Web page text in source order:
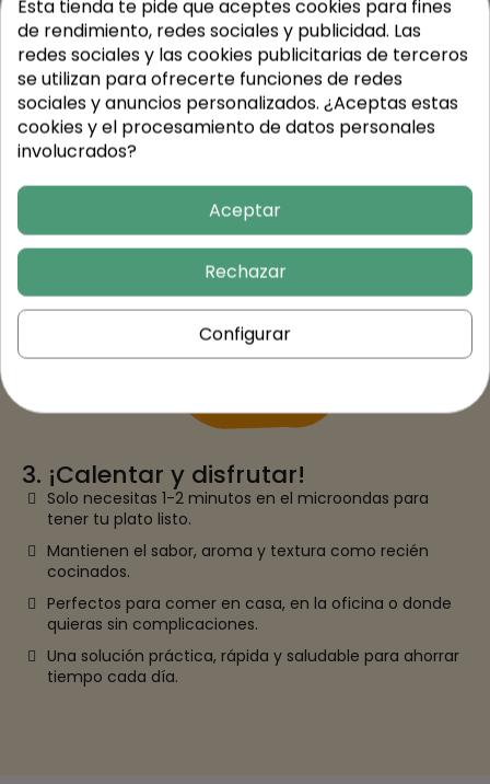
2. Recíbelos en casa en una sola
entrega
Cocinamos tus menús de forma tradicional y casera,
sin conservantes ni aditivos.
Todos los platos se envasan con cuidado para
garantizando seguridad alimentaria.
Recibe toda tu comida de la semana en una sola
entrega, lista para guardar en tu nevera.
3. ¡Calentar y disfrutar!
Solo necesitas 1-2 minutos en el microondas para
tener tu plato listo.
Mantienen el sabor, aroma y textura como recién
cocinados.
Perfectos para comer en casa, en la oficina o donde
quieras sin complicaciones.
Una solución práctica, rápida y saludable para ahorrar
tiempo cada día.
Esta tienda te pide que aceptes cookies para fines
de rendimiento, redes sociales y publicidad. Las
redes sociales y las cookies publicitarias de terceros
se utilizan para ofrecerte funciones de redes
sociales y anuncios personalizados. ¿Aceptas estas
cookies y el procesamiento de datos personales
involucrados?
Aceptar
Rechazar
Configurar